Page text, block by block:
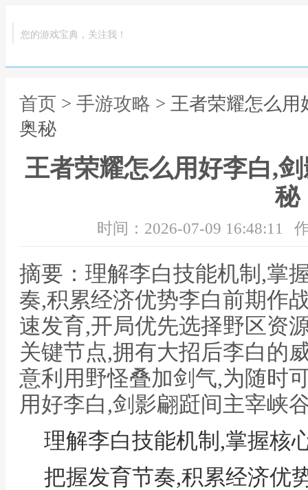
您的游戏宝典，关注我！
首页 > 手游攻略 > 王者荣耀怎么
奥秘
王者荣耀怎么用好李白,
秘
时间：2026-07-09 16:48:11
摘要：理解李白技能机制,掌
奏,积累经济优势李白前期作
速发育,开局优先选择野区资
关键节点,拥有大招后李白的
意利用野怪叠加剑气,为随时
用好李白,剑影翩跹间主宰峡
理解李白技能机制,掌握核
把握发育节奏,积累经济优